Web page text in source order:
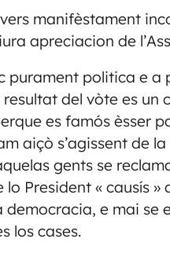
manifèstament
apreciacion de
purament politica e a
resultat del vòte es
es famós èsser
aiçò s’agissent de
gents se
lo President « causís
e mai se
los cases.